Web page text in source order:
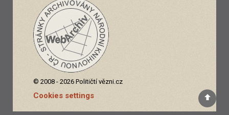
© 2008 - 2026 Političtí vězni.cz
Cookies settings